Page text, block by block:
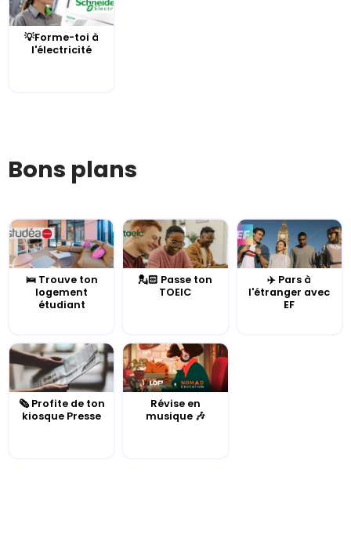
💡Forme-toi à
l'électricité
Bons plans
🛌 Trouve ton
logement
étudiant
💂🏻 Passe ton
TOEIC
✈️ Pars à
l'étranger avec
EF
🗞️ Profite de ton
kiosque Presse
Révise en
musique 🎶